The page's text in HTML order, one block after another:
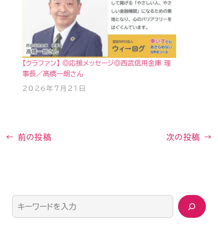
【クラファン】 ◎応援メッセージ◎西武信用金庫 理
事長／髙橋一朗さん
2026年7月21日
← 前の投稿 次の投稿 →